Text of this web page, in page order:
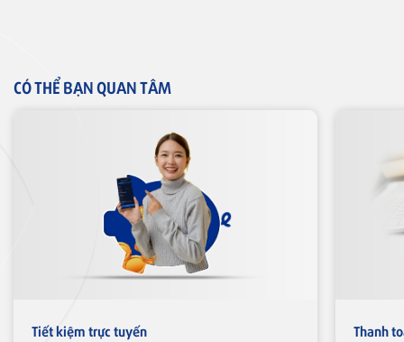
CÓ THỂ BẠN QUAN TÂM
Tiết kiệm trực tuyến Thanh
Thẻ tín dụng
Thẻ tín dụng BVBank JCB 7-
Eleven